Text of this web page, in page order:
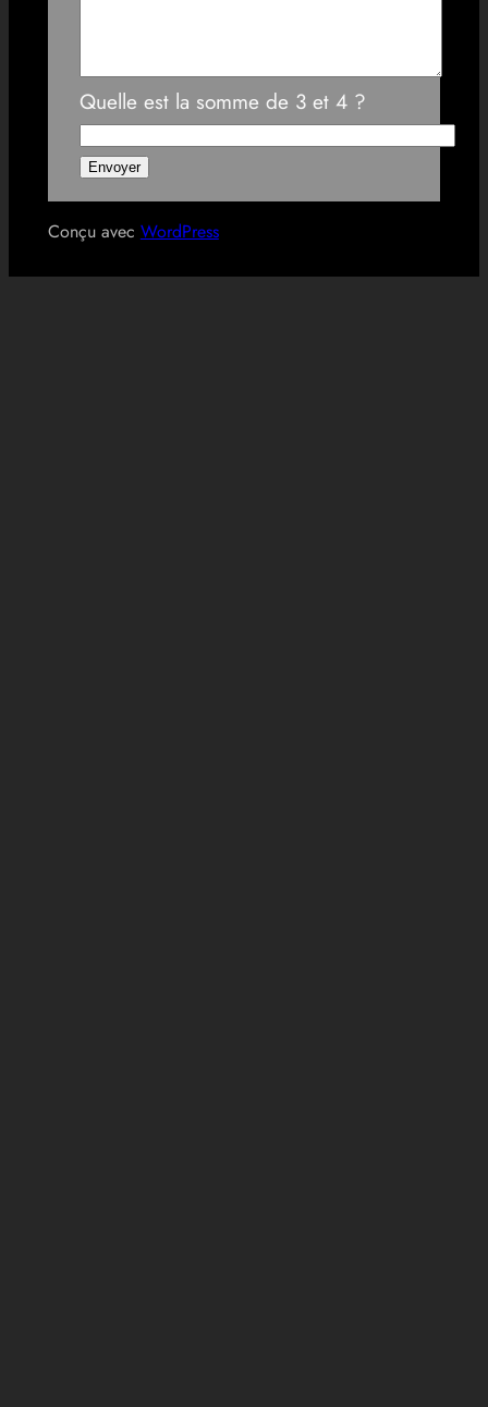
Quelle est la somme de 3 et 4 ?
Conçu avec WordPress